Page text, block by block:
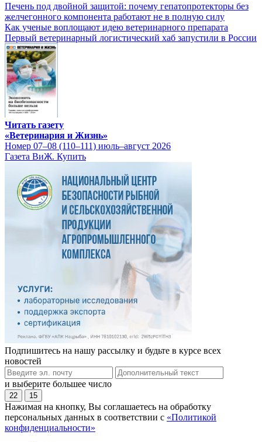
Печень под двойной защитой: почему гепатопротекторы без
желчегонного компонента работают не в полную силу
Как ученые воплощают идею ветеринарного препарата
Первый ветеринарный логистический хаб запустили в России
Читать газету
«Ветеринария и Жизнь»
Номер 07–08 (110–111) июль–август 2026
Газета ВиЖ. Купить
Подпишитесь на нашу рассылку и будьте в курсе всех
новостей
и выберите большее число
22 15
Нажимая на кнопку, Вы соглашаетесь на обработку
персональных данных в соответствии с «Политикой
конфиденциальности»